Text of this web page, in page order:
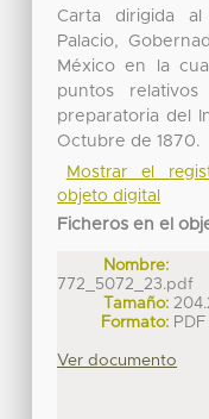
Carta dirigida al
Palacio,
México en la
puntos
preparatoria del
Octubre de 1870.
Mostrar el
objeto digital
Ficheros en el
Nombre:
772_5072_23.pdf
Tamaño:
Formato: PDF
Ver documento